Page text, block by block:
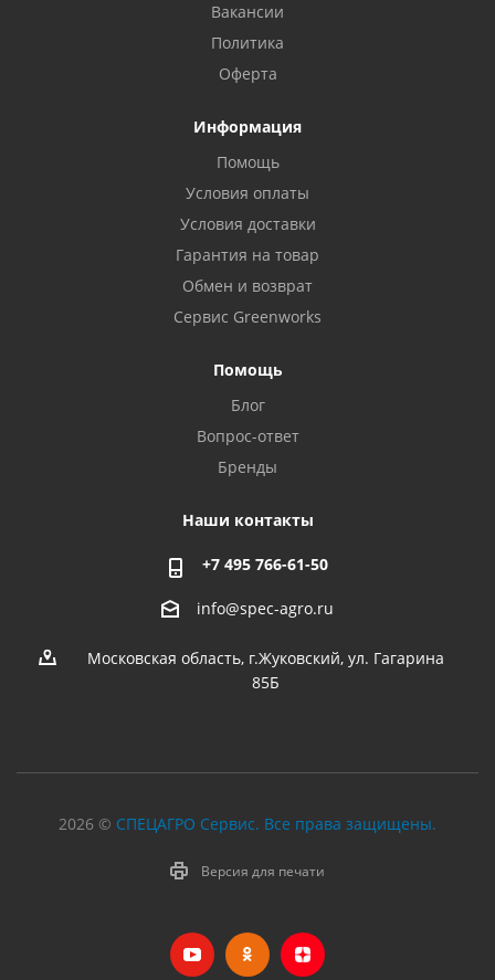
Вакансии
Политика
Оферта
Информация
Помощь
Условия оплаты
Условия доставки
Гарантия на товар
Обмен и возврат
Сервис Greenworks
Помощь
Блог
Вопрос-ответ
Бренды
Наши контакты
+7 495 766-61-50
info@spec-agro.ru
Московская область, г.Жуковский, ул. Гагарина
85Б
2026 © СПЕЦАГРО Сервис. Все права защищены.
Версия для печати